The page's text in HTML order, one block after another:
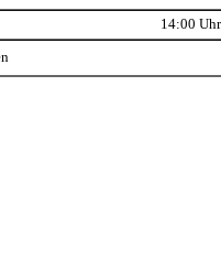
14:00